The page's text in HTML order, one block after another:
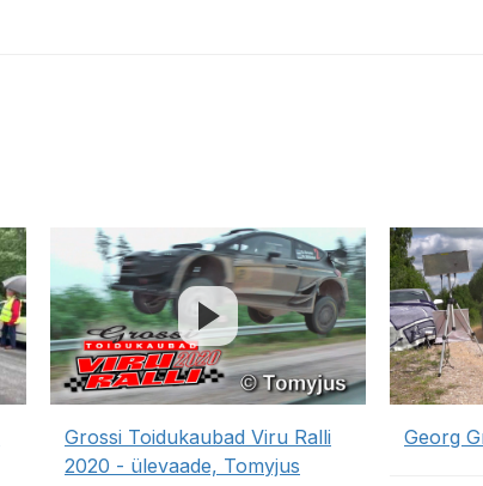
Grossi Toidukaubad Viru Ralli
2020 - ülevaade, Tomyjus
Georg